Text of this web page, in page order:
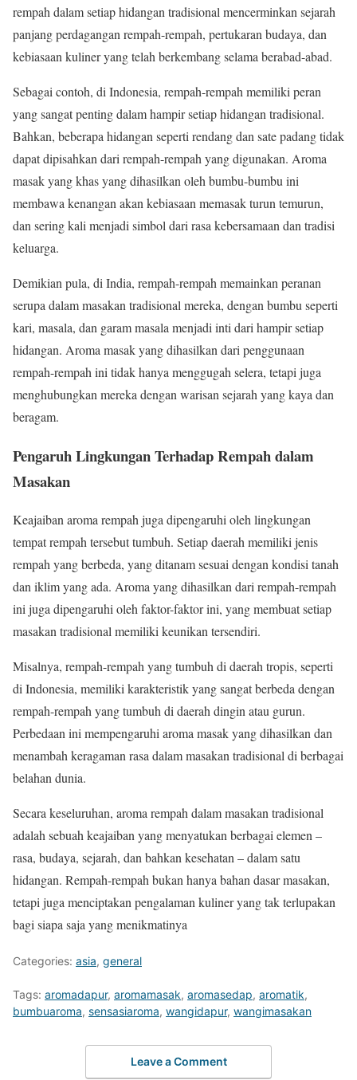
rempah dalam setiap hidangan tradisional mencerminkan sejarah
panjang perdagangan rempah-rempah, pertukaran budaya, dan
kebiasaan kuliner yang telah berkembang selama berabad-abad.
Sebagai contoh, di Indonesia, rempah-rempah memiliki peran
yang sangat penting dalam hampir setiap hidangan tradisional.
Bahkan, beberapa hidangan seperti rendang dan sate padang tidak
dapat dipisahkan dari rempah-rempah yang digunakan. Aroma
masak yang khas yang dihasilkan oleh bumbu-bumbu ini
membawa kenangan akan kebiasaan memasak turun temurun,
dan sering kali menjadi simbol dari rasa kebersamaan dan tradisi
keluarga.
Demikian pula, di India, rempah-rempah memainkan peranan
serupa dalam masakan tradisional mereka, dengan bumbu seperti
kari, masala, dan garam masala menjadi inti dari hampir setiap
hidangan. Aroma masak yang dihasilkan dari penggunaan
rempah-rempah ini tidak hanya menggugah selera, tetapi juga
menghubungkan mereka dengan warisan sejarah yang kaya dan
beragam.
Pengaruh Lingkungan Terhadap Rempah dalam
Masakan
Keajaiban aroma rempah juga dipengaruhi oleh lingkungan
tempat rempah tersebut tumbuh. Setiap daerah memiliki jenis
rempah yang berbeda, yang ditanam sesuai dengan kondisi tanah
dan iklim yang ada. Aroma yang dihasilkan dari rempah-rempah
ini juga dipengaruhi oleh faktor-faktor ini, yang membuat setiap
masakan tradisional memiliki keunikan tersendiri.
Misalnya, rempah-rempah yang tumbuh di daerah tropis, seperti
di Indonesia, memiliki karakteristik yang sangat berbeda dengan
rempah-rempah yang tumbuh di daerah dingin atau gurun.
Perbedaan ini mempengaruhi aroma masak yang dihasilkan dan
menambah keragaman rasa dalam masakan tradisional di berbagai
belahan dunia.
Secara keseluruhan, aroma rempah dalam masakan tradisional
adalah sebuah keajaiban yang menyatukan berbagai elemen –
rasa, budaya, sejarah, dan bahkan kesehatan – dalam satu
hidangan. Rempah-rempah bukan hanya bahan dasar masakan,
tetapi juga menciptakan pengalaman kuliner yang tak terlupakan
bagi siapa saja yang menikmatinya
Categories: asia, general
Tags: aromadapur, aromamasak, aromasedap, aromatik,
bumbuaroma, sensasiaroma, wangidapur, wangimasakan
Leave a Comment